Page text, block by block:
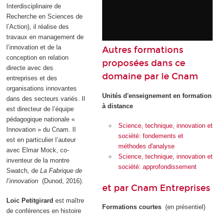
Interdisciplinaire de
Recherche en Sciences de
l’Action), il réalise des
travaux en management de
l’innovation et de la
conception en relation
directe avec des
entreprises et des
organisations innovantes
dans des secteurs variés. Il
est directeur de l’équipe
pédagogique nationale «
Innovation » du Cnam. Il
est en particulier l’auteur
avec Elmar Mock, co-
inventeur de la montre
Swatch, de La Fabrique de
l’innovation (Dunod, 2016).
Loic Petitgirard est maître
de conférences en histoire
Autres formations
proposées dans ce
domaine par le Cnam
Unités d'enseignement en formation
à distance
Science, technique, innovation et
société: fondements et
méthodes d'analyse
Science, technique, innovation et
société: approfondissement
et par Cnam Entreprises
Formations courtes (en présentiel)